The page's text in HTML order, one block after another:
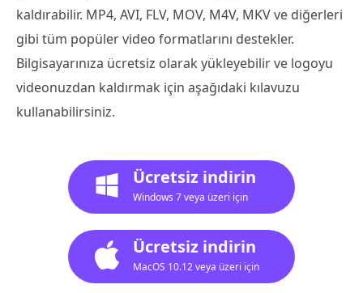
kaldırabilir. MP4, AVI, FLV, MOV, M4V, MKV ve diğerleri
gibi tüm popüler video formatlarını destekler.
Bilgisayarınıza ücretsiz olarak yükleyebilir ve logoyu
videonuzdan kaldırmak için aşağıdaki kılavuzu
kullanabilirsiniz.
Ücretsiz indirin
Windows 7 veya üzeri için
Ücretsiz indirin
MacOS 10.12 veya üzeri için